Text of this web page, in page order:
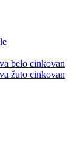
belo cinkovan
žuto cinkovan